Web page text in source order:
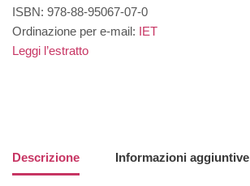
ISBN: 978-88-95067-07-0
Ordinazione per e-mail: IET
Leggi l’estratto
Descrizione Informazioni aggiuntive